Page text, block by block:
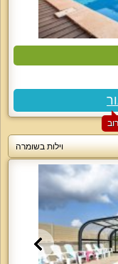
וילות בשומרה